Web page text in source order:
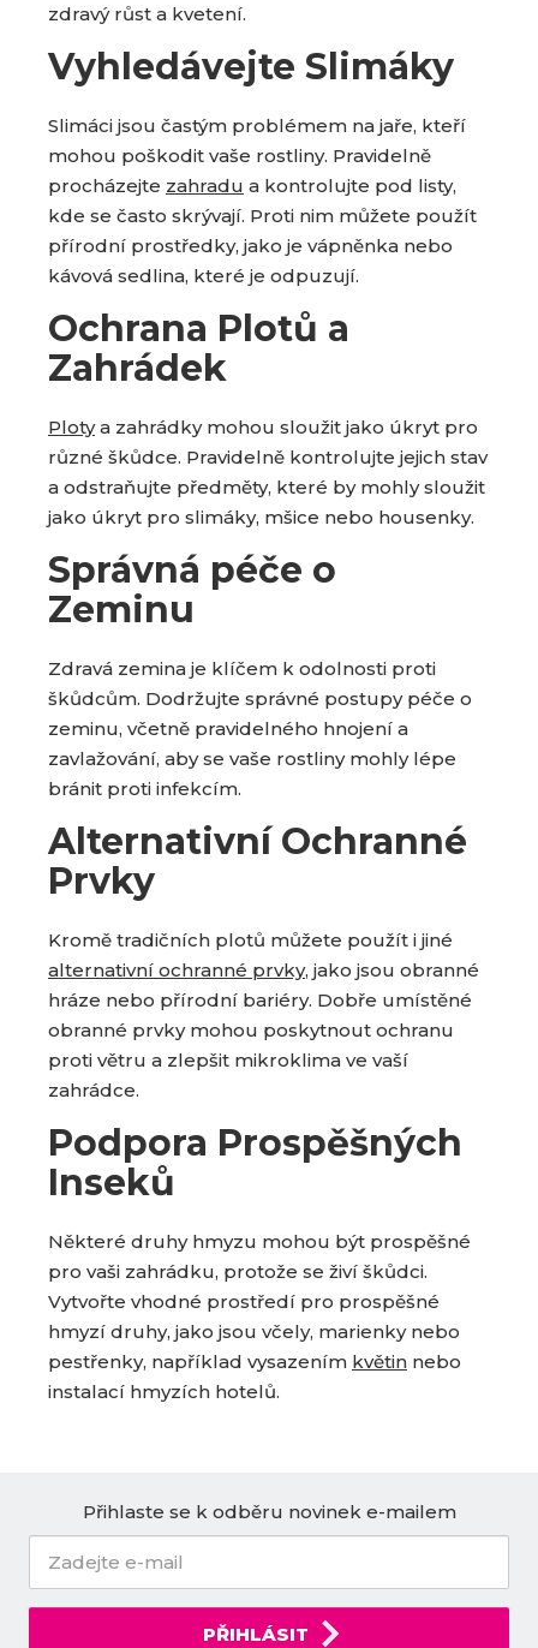
zdravý růst a kvetení.
Vyhledávejte Slimáky
Slimáci jsou častým problémem na jaře, kteří
mohou poškodit vaše rostliny. Pravidelně
procházejte zahradu a kontrolujte pod listy,
kde se často skrývají. Proti nim můžete použít
přírodní prostředky, jako je vápněnka nebo
kávová sedlina, které je odpuzují.
Ochrana Plotů a
Zahrádek
Plotya zahrádky mohou sloužit jako úkryt pro
různé škůdce. Pravidelně kontrolujte jejich stav
a odstraňujte předměty, které by mohly sloužit
jako úkryt pro slimáky, mšice nebo housenky.
Správná péče o
Zeminu
Zdravá zemina je klíčem k odolnosti proti
škůdcům. Dodržujte správné postupy péče o
zeminu, včetně pravidelného hnojení a
zavlažování, aby se vaše rostliny mohly lépe
bránit proti infekcím.
Alternativní Ochranné
Prvky
Kromě tradičních plotů můžete použít i jiné
alternativní ochranné prvky, jako jsou obranné
hráze nebo přírodní bariéry. Dobře umístěné
obranné prvky mohou poskytnout ochranu
proti větru a zlepšit mikroklima ve vaší
zahrádce.
Podpora Prospěšných
Inseků
Některé druhy hmyzu mohou být prospěšné
pro vaši zahrádku, protože se živí škůdci.
Vytvořte vhodné prostředí pro prospěšné
hmyzí druhy, jako jsou včely, marienky nebo
pestřenky, například vysazením květinnebo
instalací hmyzích hotelů.
Přihlaste se k odběru novinek e-mailem
PŘIHLÁSIT